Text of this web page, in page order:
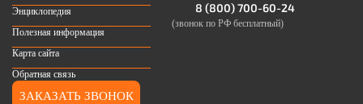
Энциклопедия
Полезная информация
Карта сайта
Обратная связь
8 (800) 700-60-24
(звонок по РФ бесплатный)
ЗАКАЗАТЬ ЗВОНОК